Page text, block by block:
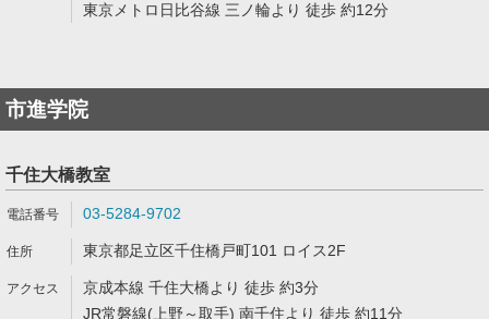
東京メトロ日比谷線 三ノ輪より 徒歩 約12分
市進学院
千住大橋教室
03-5284-9702
東京都足立区千住橋戸町101 ロイス2F
京成本線 千住大橋より 徒歩 約3分
JR常磐線(上野～取手) 南千住より 徒歩 約11分